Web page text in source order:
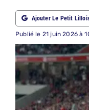
Ajouter Le Petit
Publié le 21 juin 2026 à